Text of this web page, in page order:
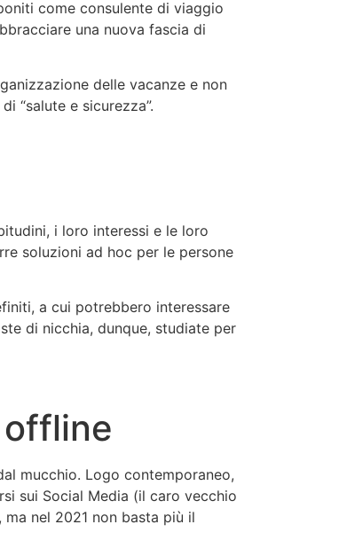
come consulente di viaggio
una nuova fascia di
delle vacanze e non
“salute e sicurezza”.
i loro interessi e le loro
soluzioni ad hoc per le persone
a cui potrebbero interessare
di nicchia, dunque, studiate per
mucchio. Logo contemporaneo,
sui Social Media (il caro vecchio
nel 2021 non basta più il